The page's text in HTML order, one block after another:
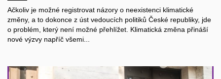
Ačkoliv je možné registrovat názory o neexistenci klimatické
změny, a to dokonce z úst vedoucích politiků České republiky, jde
o problém, který není možné přehlížet. Klimatická změna přináší
nové výzvy napříč všemi...